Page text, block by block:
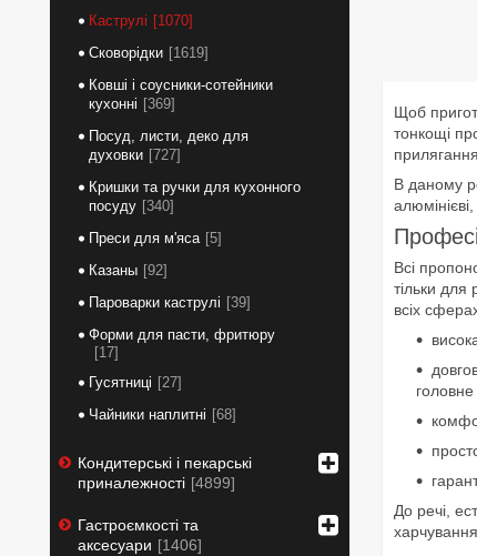
Щоб
тонкощі
В даному
Всі
тільки для
всіх
До речі,
харчування.
Каструлі
1070
Сковорідки
1619
Ковші і соусники-сотейники
кухонні
369
Посуд, листи, деко для
духовки 727
Кришки та ручки для кухонного
посуду 340
Преси для м'яса 5
Казаны 92
Пароварки каструлі
39
Форми для пасти, фритюру
17
Гусятниці
27
Чайники наплитні
68
Кондитерські і пекарські
приналежності 4899
Гастроємкості та
аксесуари
1406